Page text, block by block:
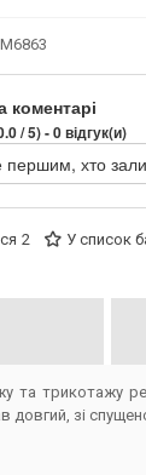
коментарі
/ 5) - 0 відгук(и)
першим, хто
2 У список
трикотажу
зі